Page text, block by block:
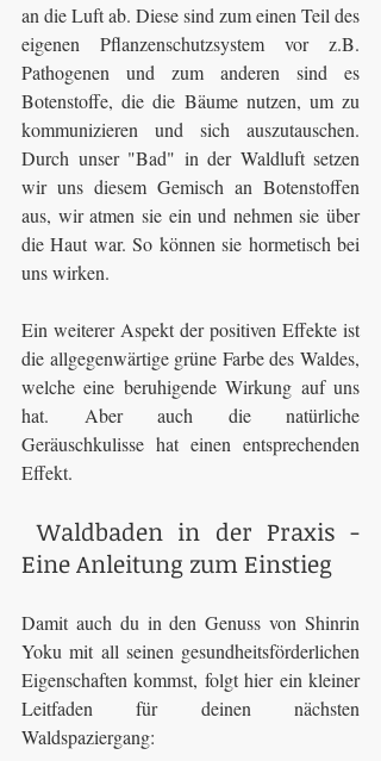
an die Luft ab. Diese sind zum einen Teil des
eigenen Pflanzenschutzsystem vor z.B.
Pathogenen und zum anderen sind es
Botenstoffe, die die Bäume nutzen, um zu
kommunizieren und sich auszutauschen.
Durch unser "Bad" in der Waldluft setzen
wir uns diesem Gemisch an Botenstoffen
aus, wir atmen sie ein und nehmen sie über
die Haut war. So können sie hormetisch bei
uns wirken.
Ein weiterer Aspekt der positiven Effekte ist
die allgegenwärtige grüne Farbe des Waldes,
welche eine beruhigende Wirkung auf uns
hat. Aber auch die natürliche
Geräuschkulisse hat einen entsprechenden
Effekt.
Waldbaden in der Praxis -
Eine Anleitung zum Einstieg
Damit auch du in den Genuss von Shinrin
Yoku mit all seinen gesundheitsförderlichen
Eigenschaften kommst, folgt hier ein kleiner
Leitfaden für deinen nächsten
Waldspaziergang: